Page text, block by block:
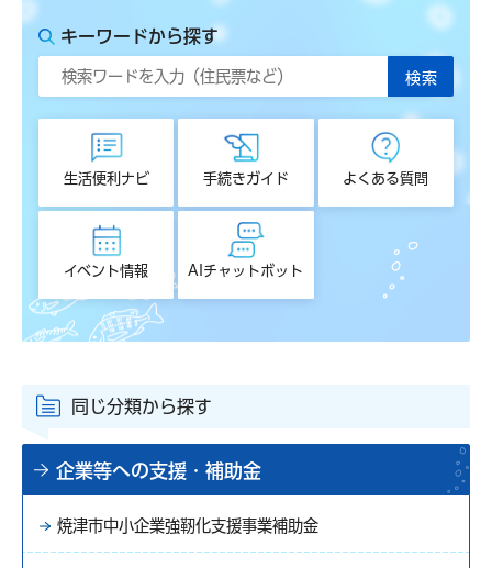
キーワードから探す
生活便利ナビ 手続きガイド よくある質問
イベント情報 AIチャットボット
同じ分類から探す
企業等への支援・補助金
焼津市中小企業強靭化支援事業補助金